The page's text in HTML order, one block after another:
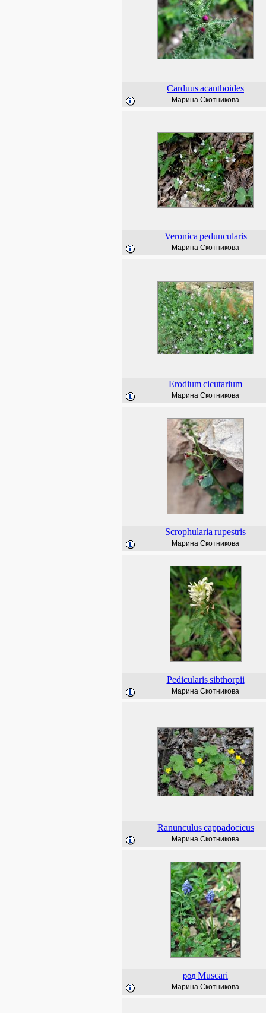
Carduusacanthoides
Марина Скотникова
Veronica peduncularis
Марина Скотникова
Erodiumcicutarium
Марина Скотникова
Scrophularia rupestris
Марина Скотникова
Pedicularis sibthorpii
Марина Скотникова
Ranunculus cappadocicus
Марина Скотникова
род Muscari
Марина Скотникова